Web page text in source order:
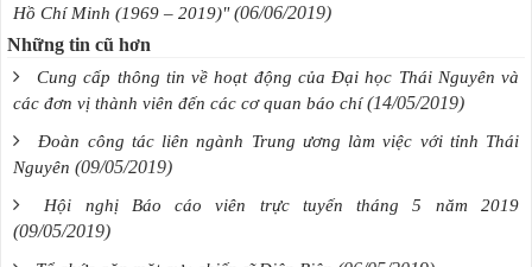
Hồ Chí Minh (1969 – 2019)" (06/06/2019)
Những tin cũ hơn
Cung cấp thông tin về hoạt động của Đại học Thái Nguyên và
các đơn vị thành viên đến các cơ quan báo chí (14/05/2019)
Đoàn công tác liên ngành Trung ương làm việc với tỉnh Thái
Nguyên (09/05/2019)
Hội nghị Báo cáo viên trực tuyến tháng 5 năm 2019
(09/05/2019)